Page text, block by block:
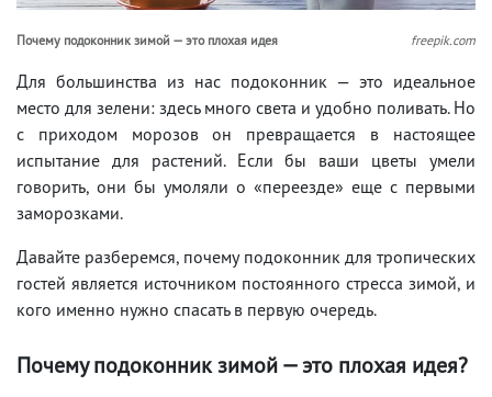
Почему подоконник зимой — это плохая идея freepik.com
Для большинства из нас подоконник — это идеальное
место для зелени: здесь много света и удобно поливать. Но
с приходом морозов он превращается в настоящее
испытание для растений. Если бы ваши цветы умели
говорить, они бы умоляли о «переезде» еще с первыми
заморозками.
Давайте разберемся, почему подоконник для тропических
гостей является источником постоянного стресса зимой, и
кого именно нужно спасать в первую очередь.
Почему подоконник зимой — это плохая идея?